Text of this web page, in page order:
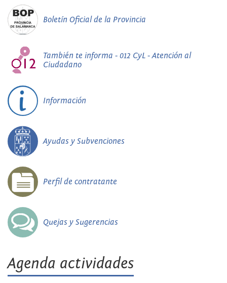
Boletín Oficial de la Provincia
También te informa - 012 CyL - Atención al
Ciudadano
Información
Ayudas y Subvenciones
Perfil de contratante
Quejas y Sugerencias
Agenda actividades